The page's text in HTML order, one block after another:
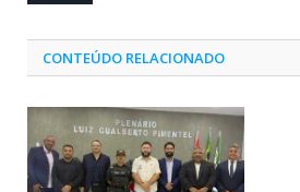
CONTEÚDO RELACIONADO